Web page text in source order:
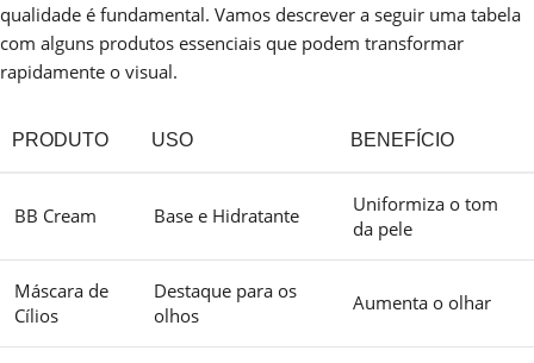
qualidade é fundamental. Vamos descrever a seguir uma tabela
com alguns produtos essenciais que podem transformar
rapidamente o visual.
PRODUTO USO BENEFÍCIO
BB Cream Base e Hidratante
Uniformiza o tom
da pele
Máscara de
Cílios
Destaque para os
olhos
Aumenta o olhar